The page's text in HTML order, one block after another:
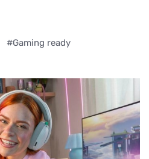
#Gaming ready